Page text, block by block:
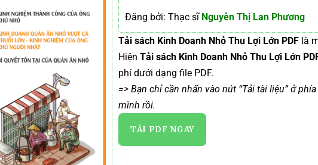
Đăng bởi: Thạc sĩNguyễn Thị Lan Phương
Tải sách Kinh Doanh Nhỏ Thu Lợi Lớn PDF là
Hiện Tải sách Kinh Doanh Nhỏ Thu Lợi Lớn
phí dưới dạng file PDF.
=> Bạn chỉ cần nhấn vào nút “Tải tài liệu” ở
mình rồi.
TẢI PDF NGAY